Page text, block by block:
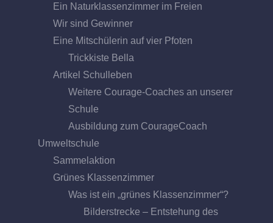
Ein Naturklassenzimmer im Freien
Wir sind Gewinner
Eine Mitschülerin auf vier Pfoten
Trickkiste Bella
Artikel Schulleben
Weitere Courage-Coaches an unserer
Schule
Ausbildung zum CourageCoach
Umweltschule
Sammelaktion
Grünes Klassenzimmer
Was ist ein „grünes Klassenzimmer“?
Bilderstrecke – Entstehung des